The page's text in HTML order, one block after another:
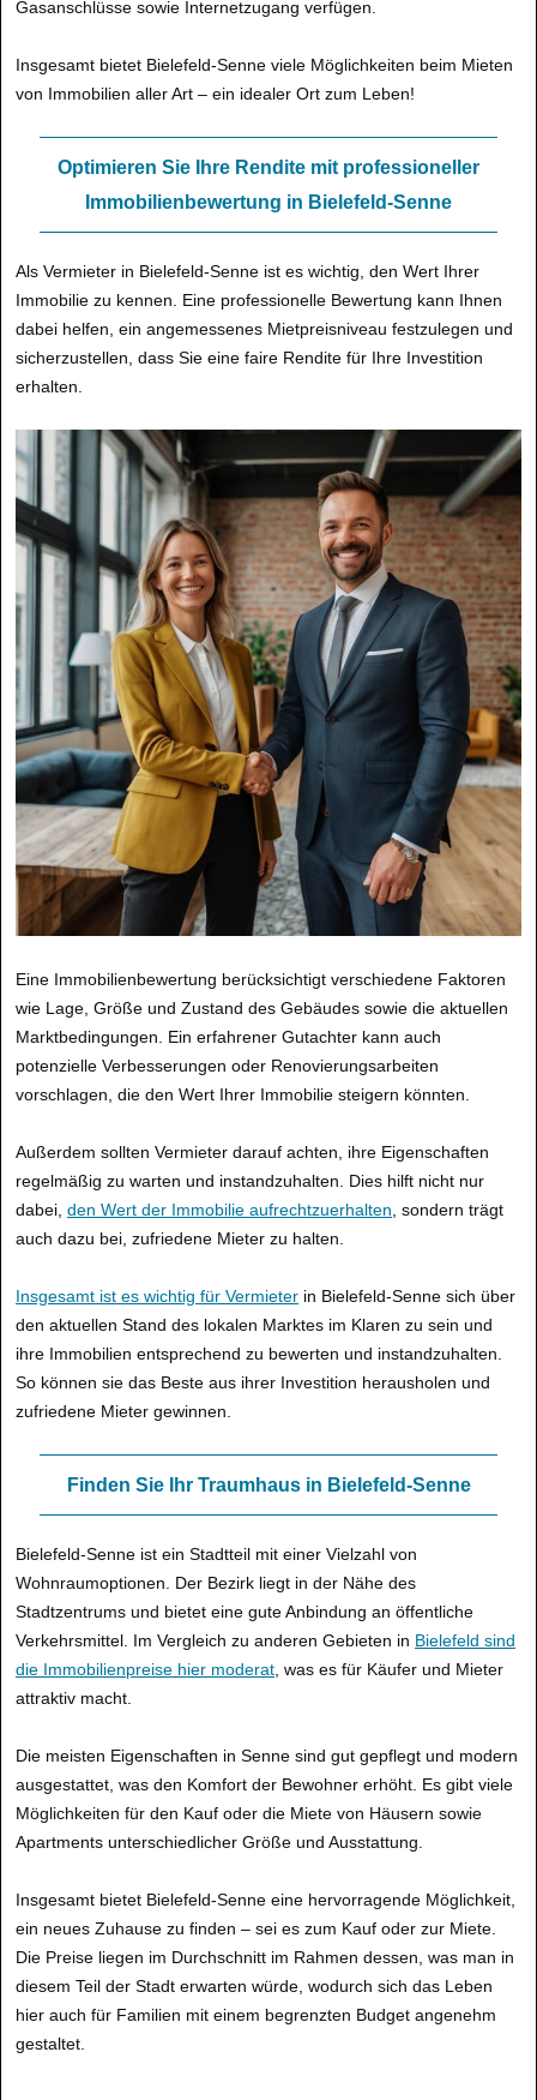
Gasanschlüsse sowie Internetzugang verfügen.
Insgesamt bietet Bielefeld-Senne viele Möglichkeiten beim Mieten
von Immobilien aller Art – ein idealer Ort zum Leben!
Optimieren Sie Ihre Rendite mit professioneller
Immobilienbewertung in Bielefeld-Senne
Als Vermieter in Bielefeld-Senne ist es wichtig, den Wert Ihrer
Immobilie zu kennen. Eine professionelle Bewertung kann Ihnen
dabei helfen, ein angemessenes Mietpreisniveau festzulegen und
sicherzustellen, dass Sie eine faire Rendite für Ihre Investition
erhalten.
Eine Immobilienbewertung berücksichtigt verschiedene Faktoren
wie Lage, Größe und Zustand des Gebäudes sowie die aktuellen
Marktbedingungen. Ein erfahrener Gutachter kann auch
potenzielle Verbesserungen oder Renovierungsarbeiten
vorschlagen, die den Wert Ihrer Immobilie steigern könnten.
Außerdem sollten Vermieter darauf achten, ihre Eigenschaften
regelmäßig zu warten und instandzuhalten. Dies hilft nicht nur
dabei, den Wert der Immobilie aufrechtzuerhalten , sondern trägt
auch dazu bei, zufriedene Mieter zu halten.
Insgesamt ist es wichtig für Vermieter in Bielefeld-Senne sich über
den aktuellen Stand des lokalen Marktes im Klaren zu sein und
ihre Immobilien entsprechend zu bewerten und instandzuhalten.
So können sie das Beste aus ihrer Investition herausholen und
zufriedene Mieter gewinnen.
Finden Sie Ihr Traumhaus in Bielefeld-Senne
Bielefeld-Senne ist ein Stadtteil mit einer Vielzahl von
Wohnraumoptionen. Der Bezirk liegt in der Nähe des
Stadtzentrums und bietet eine gute Anbindung an öffentliche
Verkehrsmittel. Im Vergleich zu anderen Gebieten in Bielefeld sind
die Immobilienpreise hier moderat , was es für Käufer und Mieter
attraktiv macht.
Die meisten Eigenschaften in Senne sind gut gepflegt und modern
ausgestattet, was den Komfort der Bewohner erhöht. Es gibt viele
Möglichkeiten für den Kauf oder die Miete von Häusern sowie
Apartments unterschiedlicher Größe und Ausstattung.
Insgesamt bietet Bielefeld-Senne eine hervorragende Möglichkeit,
ein neues Zuhause zu finden – sei es zum Kauf oder zur Miete.
Die Preise liegen im Durchschnitt im Rahmen dessen, was man in
diesem Teil der Stadt erwarten würde, wodurch sich das Leben
hier auch für Familien mit einem begrenzten Budget angenehm
gestaltet.